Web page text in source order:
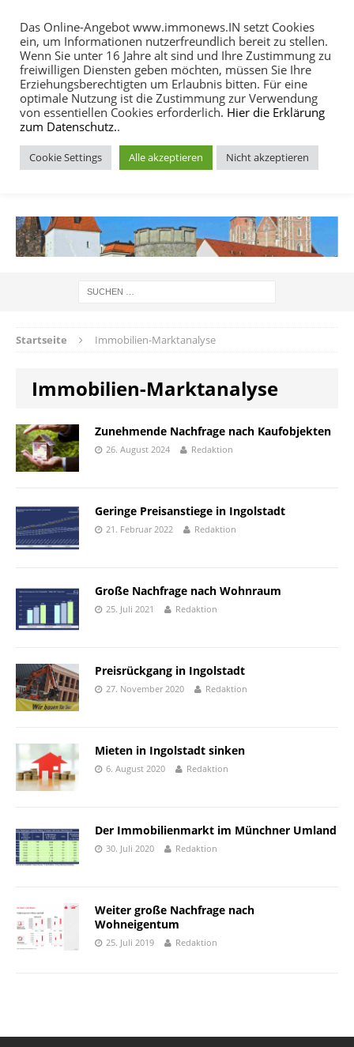
MENU
Startseite Immobilien-Marktanalyse
Immobilien-Marktanalyse
Zunehmende Nachfrage nach Kaufobjekten
26. August 2024 Redaktion
Geringe Preisanstiege in Ingolstadt
21. Februar 2022 Redaktion
Große Nachfrage nach Wohnraum
25. Juli 2021 Redaktion
Preisrückgang in Ingolstadt
27. November 2020 Redaktion
Mieten in Ingolstadt sinken
6. August 2020 Redaktion
Der Immobilienmarkt im Münchner Umland
30. Juli 2020 Redaktion
Weiter große Nachfrage nach
Wohneigentum
25. Juli 2019 Redaktion
Das Online-Angebot www.immonews.IN setzt Cookies
ein, um Informationen nutzerfreundlich bereit zu stellen.
Wenn Sie unter 16 Jahre alt sind und Ihre Zustimmung zu
freiwilligen Diensten geben möchten, müssen Sie Ihre
Erziehungsberechtigten um Erlaubnis bitten. Für eine
optimale Nutzung ist die Zustimmung zur Verwendung
von essentiellen Cookies erforderlich. Hier die Erklärung
zum Datenschutz..
Cookie Settings Alle akzeptieren Nicht akzeptieren